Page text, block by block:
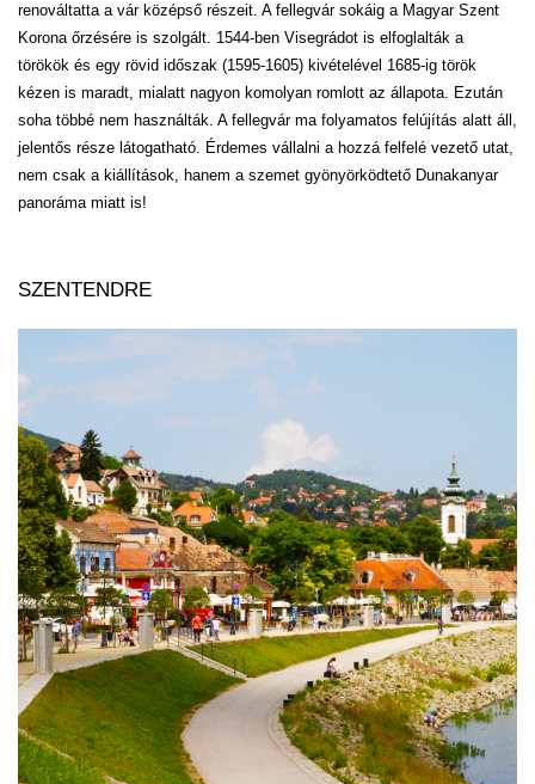
renováltatta a vár középső részeit. A fellegvár sokáig a Magyar Szent
Korona őrzésére is szolgált. 1544-ben Visegrádot is elfoglalták a
törökök és egy rövid időszak (1595-1605) kivételével 1685-ig török
kézen is maradt, mialatt nagyon komolyan romlott az állapota. Ezután
soha többé nem használták. A fellegvár ma folyamatos felújítás alatt áll,
jelentős része látogatható. Érdemes vállalni a hozzá felfelé vezető utat,
nem csak a kiállítások, hanem a szemet gyönyörködtető Dunakanyar
panoráma miatt is!
SZENTENDRE